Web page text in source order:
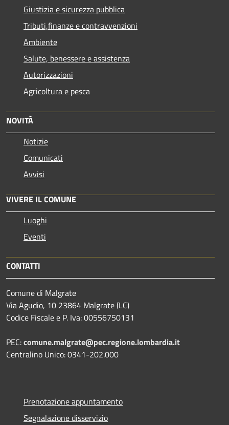
Giustizia e sicurezza pubblica
Tributi,finanze e contravvenzioni
Ambiente
Salute, benessere e assistenza
Autorizzazioni
Agricoltura e pesca
NOVITÀ
Notizie
Comunicati
Avvisi
VIVERE IL COMUNE
Luoghi
Eventi
CONTATTI
Comune di Malgrate
Via Agudio, 10 23864 Malgrate (LC)
Codice Fiscale e P. Iva: 00556750131
PEC:comune.malgrate@pec.regione.lombardia.it
Centralino Unico: 0341-202.000
Prenotazione appuntamento
Segnalazione disservizio